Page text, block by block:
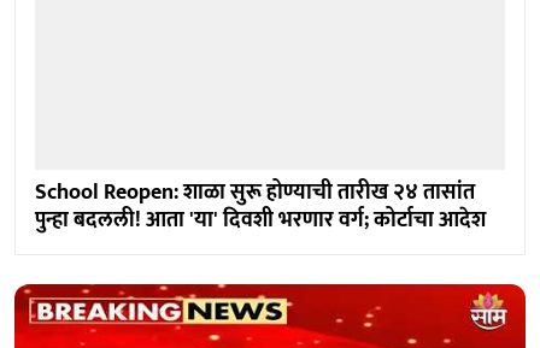
School Reopen: शाळा सुरू होण्याची तारीख २४ तासांत
पुन्हा बदलली! आता 'या' दिवशी भरणार वर्ग; कोर्टाचा आदेश